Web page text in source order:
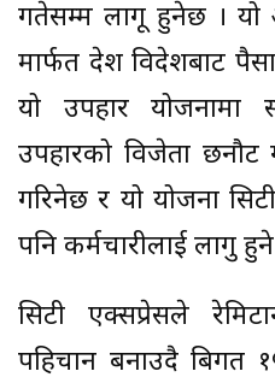
गतेसम्म लागू हुनेछ । यो
मार्फत देश विदेशबाट
यो उपहार
उपहारको विजेता छनौट
गरिनेछ र यो योजना
पनि कर्मचारीलाई लागु
सिटी एक्सप्रेसले
पहिचान बनाउदै बिगत